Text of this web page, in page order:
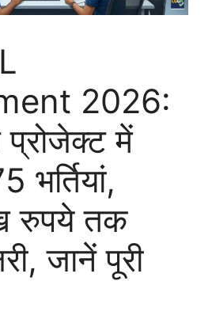
2026:
में
भर्तियां,
रुपये तक
जानें पूरी